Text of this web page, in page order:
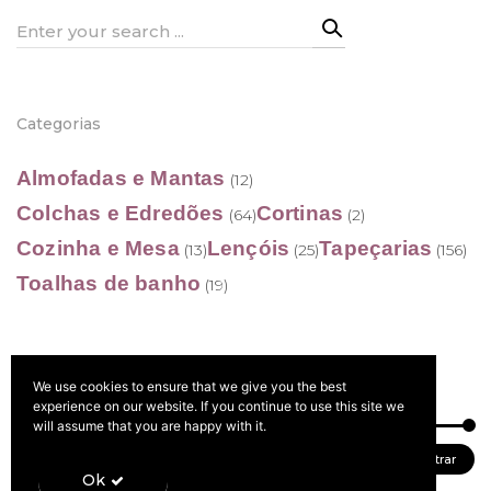
Search
Categorias
Almofadas e Mantas (12)
Colchas e Edredões (64)Cortinas (2)
Cozinha e Mesa (13)Lençóis (25)Tapeçarias (156)
Toalhas de banho (19)
Filtrar por preço
mínimo
máximo
Filtrar
We use cookies to ensure that we give you the best
experience on our website. If you continue to use this site we
will assume that you are happy with it.
Ok